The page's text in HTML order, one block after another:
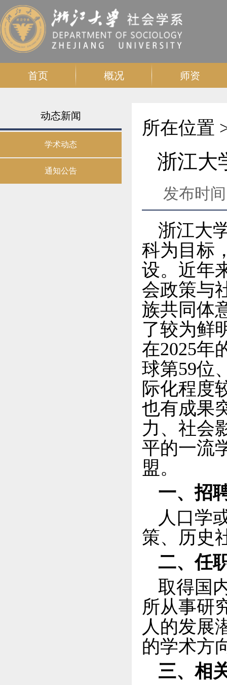
首页 概况 师资
动态新闻
学术动态
通知公告
所在位置
浙江大
发布时
浙江大
科为目标
设。近年
会政策与
族共同体
了较为鲜
在2025年
球第59位
际化程度
也有成果
力、社会
平的一流
盟。
一、招
人口学
策、历史
二、任
取得国
所从事研
人的发展
的学术方
三、相